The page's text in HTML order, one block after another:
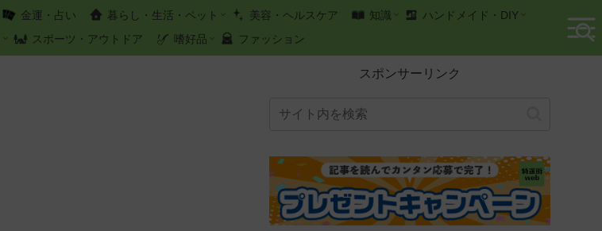
金運・占い 暮らし・生活・ペット 美容・ヘルスケア 知識
ハンドメイド・DIY
スポーツ・アウトドア 嗜好品 ファッション
スポンサーリンク